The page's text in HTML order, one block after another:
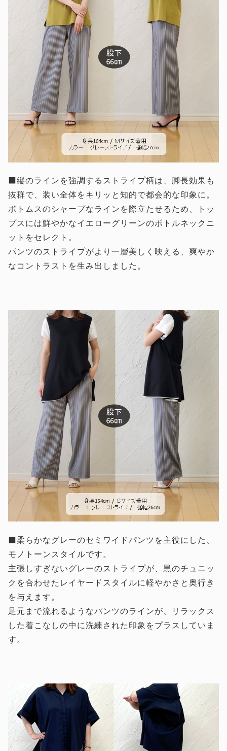
⬛縦のラインを強調するストライプ柄は、脚長効果も
抜群で、装い全体をキリッと知的で都会的な印象に。
ボトムスのシャープなラインを際立たせるため、トッ
プスには鮮やかなイエローグリーンのボトルネックニ
ットをセレクト。
パンツのストライプがより一層美しく映える、爽やか
なコントラストを生み出しました。
⬛柔らかなグレーのセミワイドパンツを主役にした、
モノトーンスタイルです。
主張しすぎないグレーのストライプが、黒のチュニッ
クを合わせたレイヤードスタイルに軽やかさと奥行き
を与えます。
足元まで流れるようなパンツのラインが、リラックス
した着こなしの中に洗練された印象をプラスしていま
す。